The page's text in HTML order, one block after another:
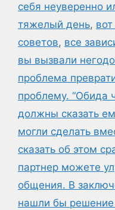
себя неуверенно
тяжелый день,
советов, все
вы вызвали
проблема
проблему. “Обида
должны сказать
могли сделать
сказать об этом
партнер можете
общения. В
нашли бы